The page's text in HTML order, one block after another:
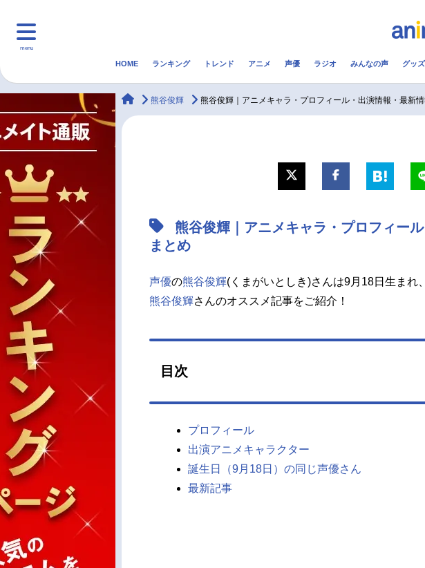
menu
マンガ・ラノベ
声優記事一覧
アニメ映画
男性声優/
HOME ランキング トレンド アニメ 声優 ラジオ みんなの声 グッズ
animateTimes
熊谷俊輝 熊谷俊輝｜アニメキャラ・プロフィール・出演情報・最新
熊谷俊輝｜アニメキャラ・プロフィー
まとめ
声優の熊谷俊輝(くまがいとしき)さんは9月18日生まれ
熊谷俊輝さんのオススメ記事をご紹介！
目次
プロフィール
出演アニメキャラクター
誕生日（9月18日）の同じ声優さん
最新記事